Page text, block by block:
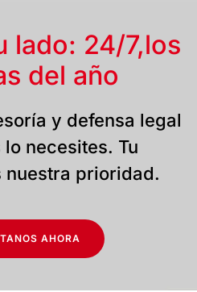
lado: 24/7,los
del año
y defensa legal
necesites. Tu
prioridad.
AHORA